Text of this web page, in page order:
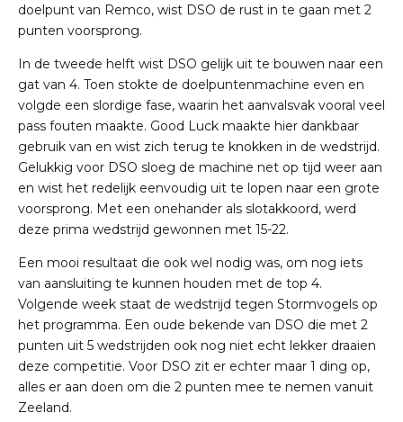
doelpunt van Remco, wist DSO de rust in te gaan met 2
punten voorsprong.
In de tweede helft wist DSO gelijk uit te bouwen naar een
gat van 4. Toen stokte de doelpuntenmachine even en
volgde een slordige fase, waarin het aanvalsvak vooral veel
pass fouten maakte. Good Luck maakte hier dankbaar
gebruik van en wist zich terug te knokken in de wedstrijd.
Gelukkig voor DSO sloeg de machine net op tijd weer aan
en wist het redelijk eenvoudig uit te lopen naar een grote
voorsprong. Met een onehander als slotakkoord, werd
deze prima wedstrijd gewonnen met 15-22.
Een mooi resultaat die ook wel nodig was, om nog iets
van aansluiting te kunnen houden met de top 4.
Volgende week staat de wedstrijd tegen Stormvogels op
het programma. Een oude bekende van DSO die met 2
punten uit 5 wedstrijden ook nog niet echt lekker draaien
deze competitie. Voor DSO zit er echter maar 1 ding op,
alles er aan doen om die 2 punten mee te nemen vanuit
Zeeland.